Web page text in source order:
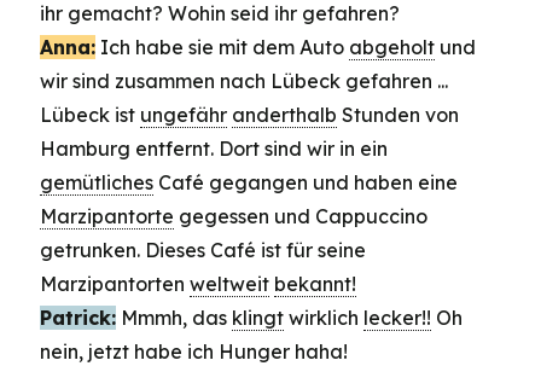
ihr gemacht? Wohin seid ihr gefahren?
Anna: Ich habe sie mit dem Auto abgeholt und
wir sind zusammen nach Lübeck gefahren ...
Lübeck ist ungefähr anderthalb Stunden von
Hamburg entfernt. Dort sind wir in ein
gemütliches Café gegangen und haben eine
Marzipantorte gegessen und Cappuccino
getrunken. Dieses Café ist für seine
Marzipantorten weltweit bekannt!
Patrick: Mmmh, das klingt wirklich lecker!! Oh
nein, jetzt habe ich Hunger haha!